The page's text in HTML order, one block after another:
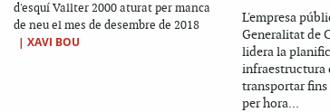
d'esquí Vallter 2000 aturat per manca
de neu el mes de desembre de 2018
| XAVI BOU
L'empresa
Generalitat de
lidera la
infraestructura
transportar fins
per hora...